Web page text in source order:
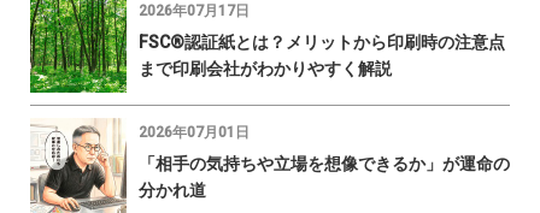
2026年07月17日
FSC®認証紙とは？メリットから印刷時の注意点
まで印刷会社がわかりやすく解説
2026年07月01日
「相手の気持ちや立場を想像できるか」が運命の
分かれ道